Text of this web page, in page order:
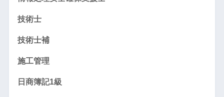
技術士
技術士補
施工管理
日商簿記1級